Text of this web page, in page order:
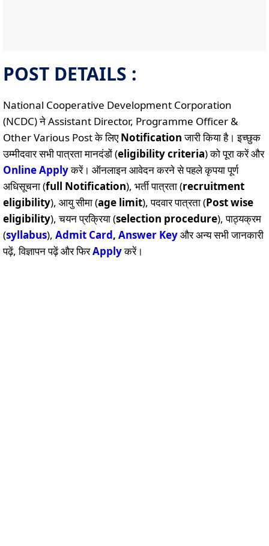
POST DETAILS :
National Cooperative Development Corporation
(NCDC) ने Assistant Director, Programme Officer &
Other Various Post के लिएNotificationजारी किया है। इच्छुक
उम्मीदवार सभी पात्रता मानदंडों (eligibility criteria) को पूरा करें और
OnlineApplyकरें। ऑनलाइन आवेदन करने से पहले कृपया पूर्ण
अधिसूचना (full Notification), भर्ती पात्रता (recruitment
eligibility), आयु सीमा (age limit), पदवार पात्रता (Post wise
eligibility), चयन प्रक्रिया (selection procedure), पाठ्यक्रम
(syllabus), Admit Card, Answer Keyऔर अन्य सभी जानकारी
पढ़ें, विज्ञापन पढ़ें और फिरApplyकरें।